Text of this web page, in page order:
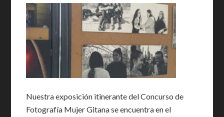
Nuestra exposición itinerante del Concurso de
Fotografía Mujer Gitana se encuentra en el